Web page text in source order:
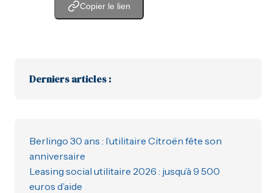
Copier le lien
Derniers articles :
Berlingo 30 ans : l’utilitaire Citroën fête son
anniversaire
Leasing social utilitaire 2026 : jusqu’à 9 500
euros d’aide